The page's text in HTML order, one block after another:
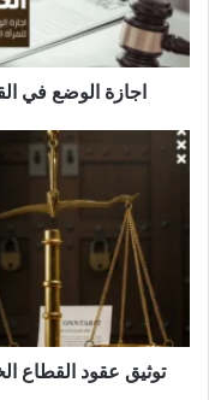
الإجازة
وشروطها
اجازة الوضع في
توثيق
عقود
السعودية
خطوات
وإجراءات
توثيق عقود القطاع